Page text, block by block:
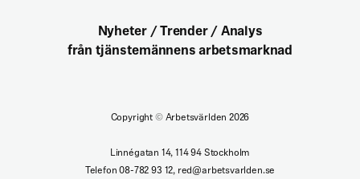
Nyheter / Trender / Analys
från tjänstemännens arbetsmarknad
Copyright ©Arbetsvärlden 2026
Linnégatan 14, 114 94 Stockholm
Telefon 08-782 93 12, red@arbetsvarlden.se